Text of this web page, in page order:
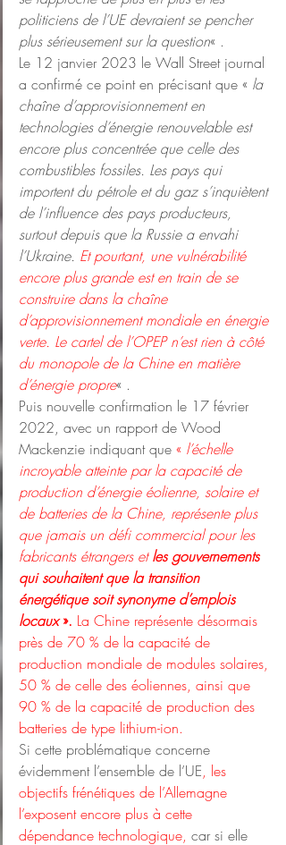
politiciens de l’UE devraient se pencher
plus sérieusement sur la question« .
Le 12 janvier 2023 le Wall Street journal
a confirmé ce point en précisant que « la
chaîne d’approvisionnement en
technologies d’énergie renouvelable est
encore plus concentrée que celle des
combustibles fossiles. Les pays qui
importent du pétrole et du gaz s’inquiètent
de l’influence des pays producteurs,
surtout depuis que la Russie a envahi
l’Ukraine. Et pourtant, une vulnérabilité
encore plus grande est en train de se
construire dans la chaîne
d’approvisionnement mondiale en énergie
verte. Le cartel de l’OPEP n’est rien à côté
du monopole de la Chine en matière
d’énergie propre« .
Puis nouvelle confirmation le 17 février
2022, avec un rapport de Wood
Mackenzie indiquant que « l’échelle
incroyable atteinte par la capacité de
production d’énergie éolienne, solaire et
de batteries de la Chine, représente plus
que jamais un défi commercial pour les
fabricants étrangers et les gouvernements
qui souhaitent que la transition
énergétique soit synonyme d’emplois
locaux ». La Chine représente désormais
près de 70 % de la capacité de
production mondiale de modules solaires,
50 % de celle des éoliennes, ainsi que
90 % de la capacité de production des
batteries de type lithium-ion.
Si cette problématique concerne
évidemment l’ensemble de l’UE, les
objectifs frénétiques de l’Allemagne
l’exposent encore plus à cette
dépendance technologique, car si elle